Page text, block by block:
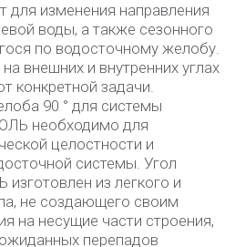
для изменения направления
воды, а также сезонного
по водосточному желобу.
внешних и внутренних углах
конкретной задачи.
90 ° для системы
необходимо для
целостности и
системы. Угол
из легкого и
не создающего своим
на несущие части строения,
перепадов